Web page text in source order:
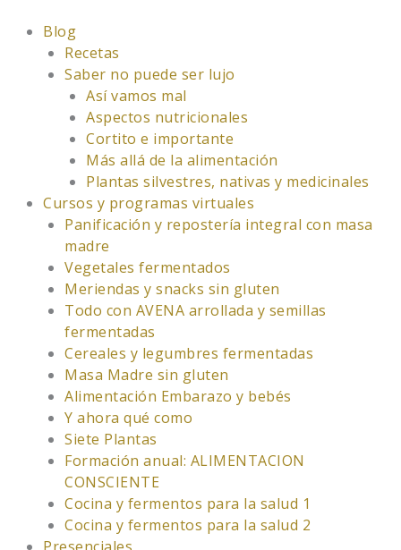
Blog
Recetas
Saber no puede ser lujo
Así vamos mal
Aspectos nutricionales
Cortito e importante
Más allá de la alimentación
Plantas silvestres, nativas y medicinales
Cursos y programas virtuales
Panificación y repostería integral con masa
madre
Vegetales fermentados
Meriendas y snacks sin gluten
Todo con AVENA arrollada y semillas
fermentadas
Cereales y legumbres fermentadas
Masa Madre sin gluten
Alimentación Embarazo y bebés
Y ahora qué como
Siete Plantas
Formación anual: ALIMENTACION
CONSCIENTE
Cocina y fermentos para la salud 1
Cocina y fermentos para la salud 2